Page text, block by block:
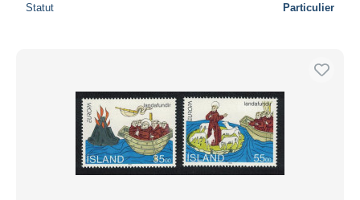
Statut Particulier